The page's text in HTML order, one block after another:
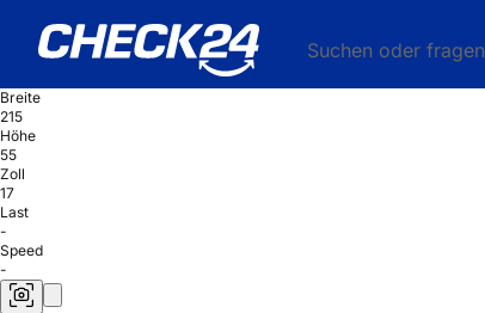
Suchen oder fragen
Breite
215
Höhe
55
Zoll
17
Last
-
Speed
-